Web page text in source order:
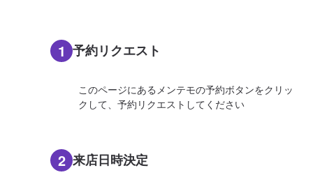
1 予約リクエスト
このページにあるメンテモの予約ボタンをクリッ
クして、予約リクエストしてください
2 来店日時決定